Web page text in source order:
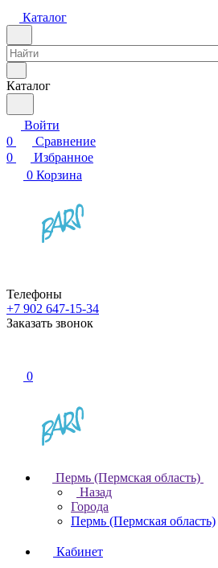
Каталог
Каталог
Войти
0
Сравнение
0
Избранное
0 Корзина
Телефоны
+7 902 647-15-34
Заказать звонок
0
Пермь (Пермская область)
Назад
Города
Пермь (Пермская область)
Кабинет